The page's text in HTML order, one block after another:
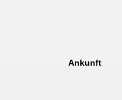
Ankunft